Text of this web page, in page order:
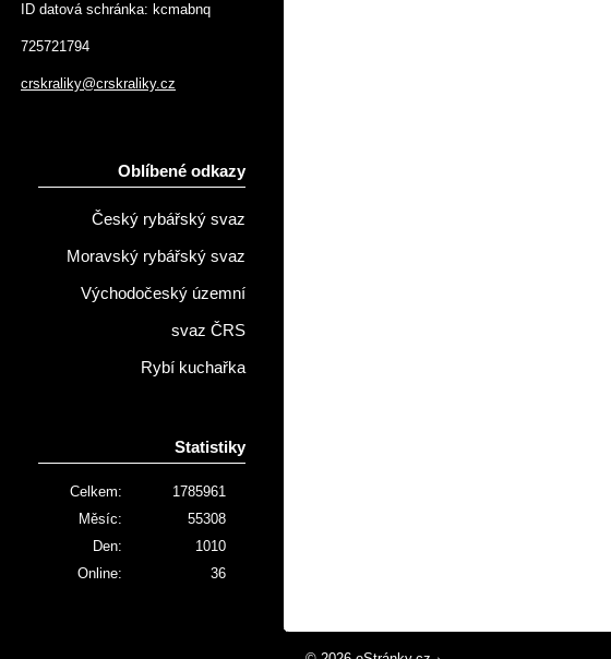
ID datová schránka: kcmabnq
725721794
crskraliky@crskraliky.cz
Oblíbené odkazy
Český rybářský svaz
Moravský rybářský svaz
Východočeský územní
svaz ČRS
Rybí kuchařka
Statistiky
Online: 36
Celkem:
1785961
Měsíc:
55308
Den:
1010